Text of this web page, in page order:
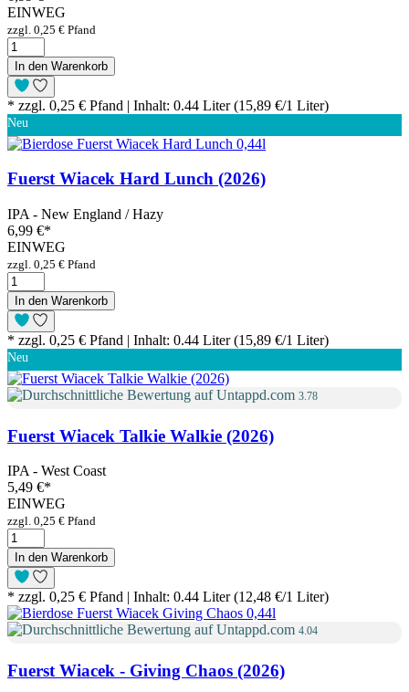
EINWEG
zzgl. 0,25 € Pfand
In den Warenkorb
* zzgl. 0,25 € Pfand | Inhalt: 0.44 Liter (15,89 €/1 Liter)
Neu
Fuerst Wiacek Hard Lunch (2026)
IPA - New England / Hazy
6,99 €*
EINWEG
zzgl. 0,25 € Pfand
In den Warenkorb
* zzgl. 0,25 € Pfand | Inhalt: 0.44 Liter (15,89 €/1 Liter)
Neu
3.78
Fuerst Wiacek Talkie Walkie (2026)
IPA - West Coast
5,49 €*
EINWEG
zzgl. 0,25 € Pfand
In den Warenkorb
* zzgl. 0,25 € Pfand | Inhalt: 0.44 Liter (12,48 €/1 Liter)
4.04
Fuerst Wiacek - Giving Chaos (2026)